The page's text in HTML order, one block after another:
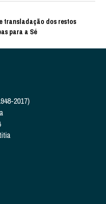
transladação dos restos
para a Sé
2017)